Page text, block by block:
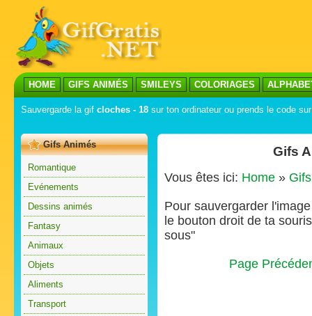
HOME GIFS ANIMÉS SMILEYS COLORIAGES
Sauvergarde la gif cloches - 18 sur ton ordinateur ou prends le code
Gifs Animés
Romantique
Evénements
Dessins animés
Fantasy
Animaux
Objets
Aliments
Transport
Gifs
Vous êtes ici: Home »
Pour sauvergarder
le bouton droit de ta
sous"
Page